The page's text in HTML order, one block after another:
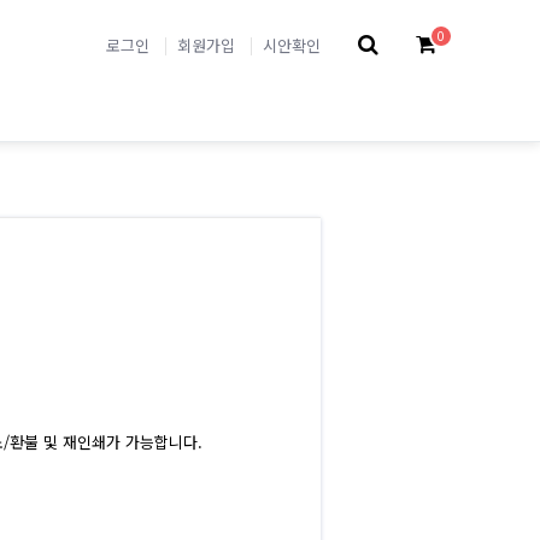
로그인 회원가입 시안확인 0
불 및 재인쇄가 가능합니다.